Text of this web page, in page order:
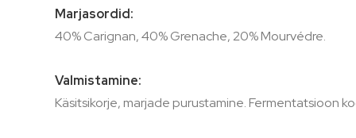
Marjasordid:
40% Carignan, 40% Grenache, 20% Mourvédre.
Valmistamine:
Käsitsikorje, marjade purustamine. Fermentatsioon